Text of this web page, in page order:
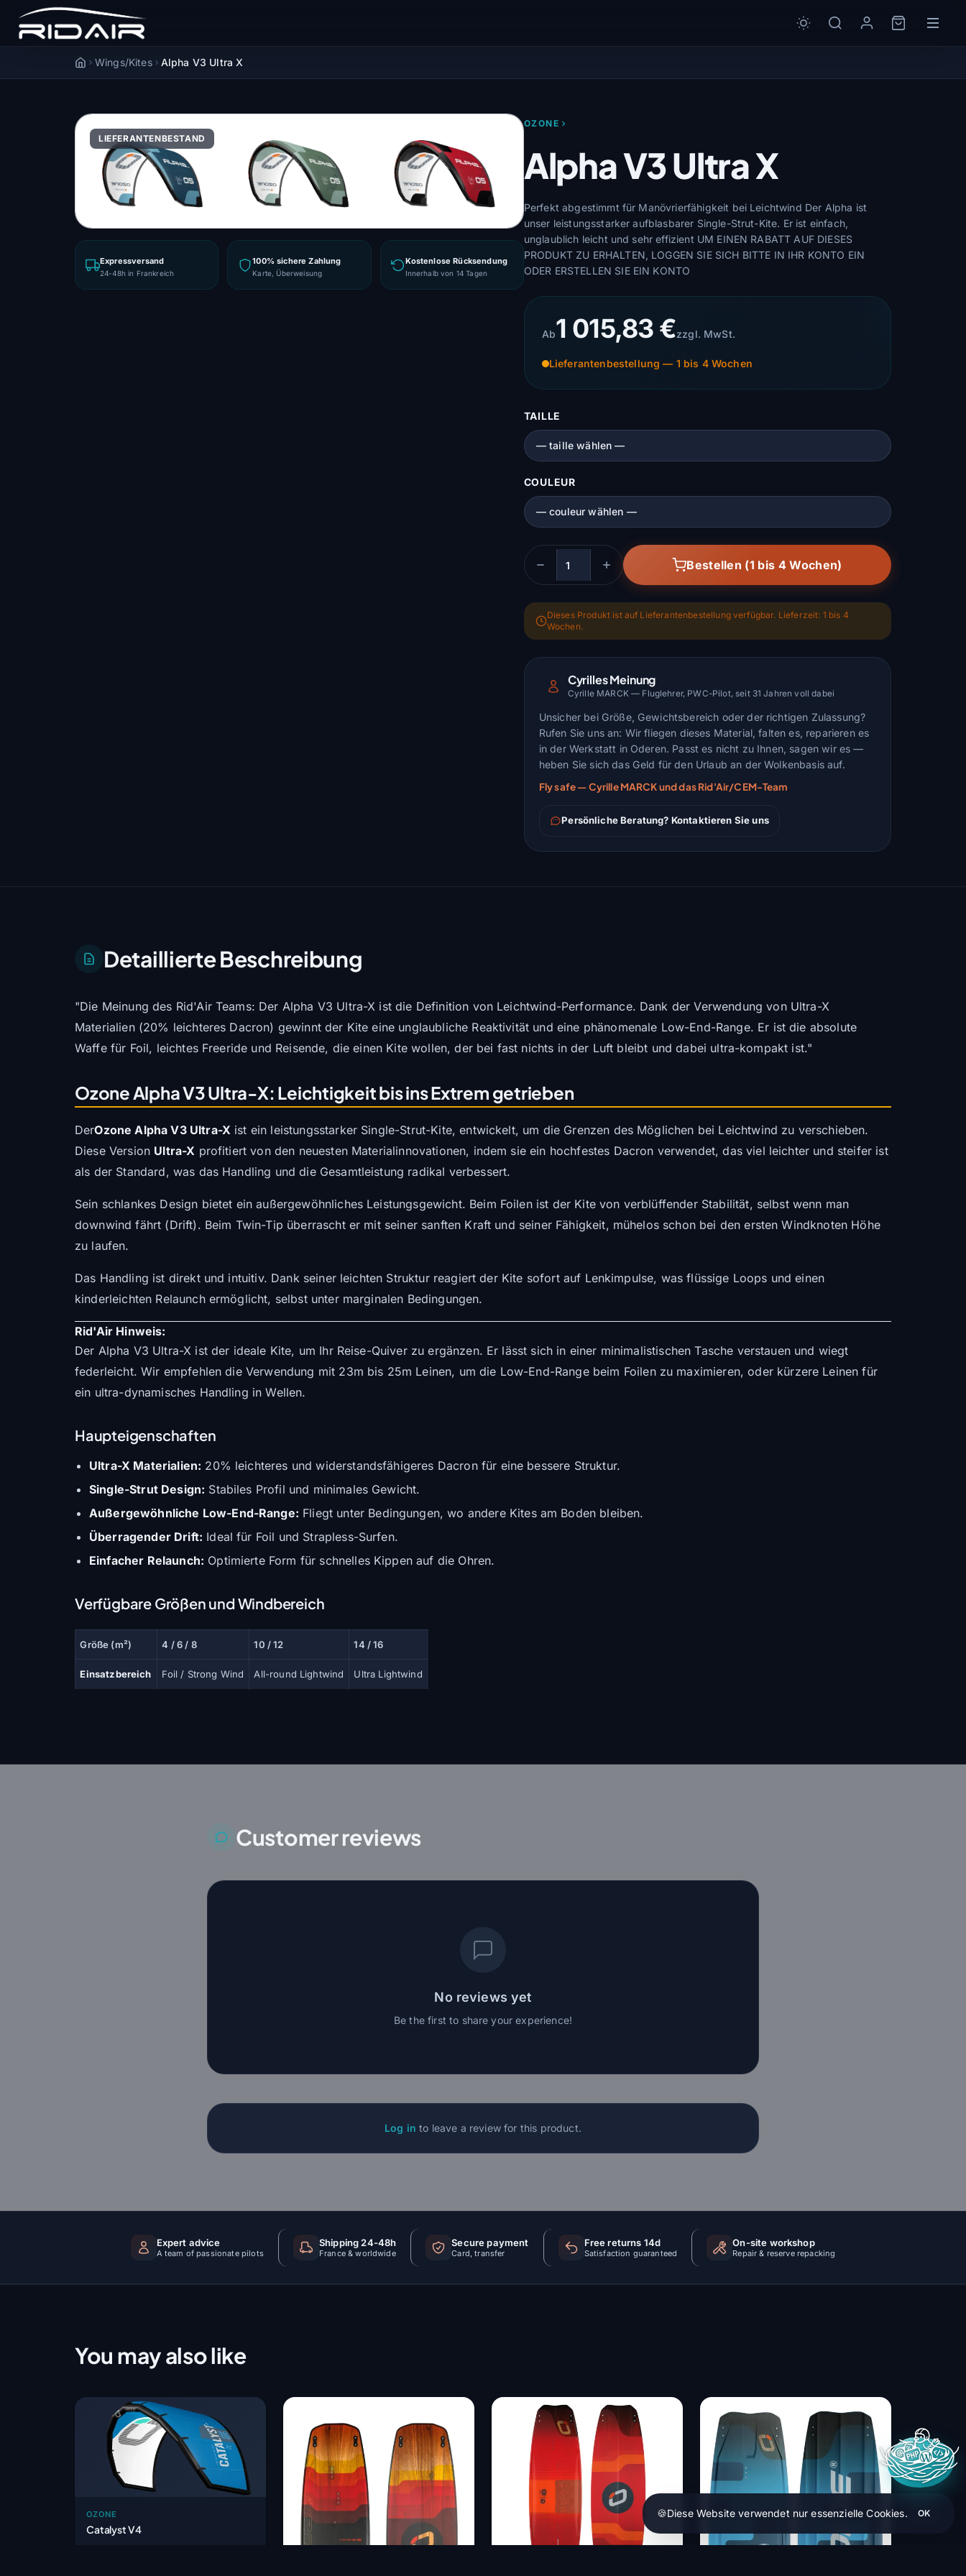
AccueilWings/Kites Alpha V3 Ultra X
LIEFERANTENBESTAND
Expressversand
24-48h in Frankreich
100% sichere Zahlung
Karte, Überweisung
Kostenlose Rücksendung
Innerhalb von 14 Tagen
OZONE
Alpha V3 Ultra X
Perfekt abgestimmt für Manövrierfähigkeit bei Leichtwind Der Alpha ist
unser leistungsstarker aufblasbarer Single-Strut-Kite. Er ist einfach,
unglaublich leicht und sehr effizient UM EINEN RABATT AUF DIESES
PRODUKT ZU ERHALTEN, LOGGEN SIE SICH BITTE IN IHR KONTO EIN
ODER ERSTELLEN SIE EIN KONTO
Ab1 015,83 €zzgl. MwSt.
Lieferantenbestellung — 1 bis 4 Wochen
TAILLE
COULEUR
Menge
Bestellen (1 bis 4 Wochen)
Dieses Produkt ist auf Lieferantenbestellung verfügbar. Lieferzeit: 1 bis 4
Wochen.
Cyrilles Meinung
Cyrille MARCK — Fluglehrer, PWC-Pilot, seit 31 Jahren voll dabei
Unsicher bei Größe, Gewichtsbereich oder der richtigen Zulassung?
Rufen Sie uns an: Wir fliegen dieses Material, falten es, reparieren es
in der Werkstatt in Oderen. Passt es nicht zu Ihnen, sagen wir es —
heben Sie sich das Geld für den Urlaub an der Wolkenbasis auf.
Fly safe — Cyrille MARCK und das Rid'Air/CEM-Team
Persönliche Beratung? Kontaktieren Sie uns
Detaillierte Beschreibung
"Die Meinung des Rid'Air Teams: Der Alpha V3 Ultra-X ist die Definition von Leichtwind-Performance. Dank der Verwendung von Ultra-X
Materialien (20% leichteres Dacron) gewinnt der Kite eine unglaubliche Reaktivität und eine phänomenale Low-End-Range. Er ist die absolute
Waffe für Foil, leichtes Freeride und Reisende, die einen Kite wollen, der bei fast nichts in der Luft bleibt und dabei ultra-kompakt ist."
Ozone Alpha V3 Ultra-X: Leichtigkeit bis ins Extrem getrieben
DerOzone Alpha V3 Ultra-X ist ein leistungsstarker Single-Strut-Kite, entwickelt, um die Grenzen des Möglichen bei Leichtwind zu verschieben.
Diese Version Ultra-X profitiert von den neuesten Materialinnovationen, indem sie ein hochfestes Dacron verwendet, das viel leichter und steifer ist
als der Standard, was das Handling und die Gesamtleistung radikal verbessert.
Sein schlankes Design bietet ein außergewöhnliches Leistungsgewicht. Beim Foilen ist der Kite von verblüffender Stabilität, selbst wenn man
downwind fährt (Drift). Beim Twin-Tip überrascht er mit seiner sanften Kraft und seiner Fähigkeit, mühelos schon bei den ersten Windknoten Höhe
zu laufen.
Das Handling ist direkt und intuitiv. Dank seiner leichten Struktur reagiert der Kite sofort auf Lenkimpulse, was flüssige Loops und einen
kinderleichten Relaunch ermöglicht, selbst unter marginalen Bedingungen.
Rid'Air Hinweis:
Der Alpha V3 Ultra-X ist der ideale Kite, um Ihr Reise-Quiver zu ergänzen. Er lässt sich in einer minimalistischen Tasche verstauen und wiegt
federleicht. Wir empfehlen die Verwendung mit 23m bis 25m Leinen, um die Low-End-Range beim Foilen zu maximieren, oder kürzere Leinen für
ein ultra-dynamisches Handling in Wellen.
Haupteigenschaften
Ultra-X Materialien: 20% leichteres und widerstandsfähigeres Dacron für eine bessere Struktur.
Single-Strut Design: Stabiles Profil und minimales Gewicht.
Außergewöhnliche Low-End-Range: Fliegt unter Bedingungen, wo andere Kites am Boden bleiben.
Überragender Drift: Ideal für Foil und Strapless-Surfen.
Einfacher Relaunch: Optimierte Form für schnelles Kippen auf die Ohren.
Verfügbare Größen und Windbereich
Größe (m²) 4 / 6 / 8 10 / 12 14 / 16
Einsatzbereich Foil / Strong Wind All-round Lightwind Ultra Lightwind
Customer reviews
No reviews yet
Be the first to share your experience!
Log in to leave a review for this product.
Expert advice
A team of passionate pilots
Shipping 24-48h
France & worldwide
Secure payment
Card, transfer
Free returns 14d
Satisfaction guaranteed
On-site workshop
Repair & reserve repacking
You may also like
OZONE
Catalyst V4
🍪Diese Website verwendet nur essenzielle Cookies. OK